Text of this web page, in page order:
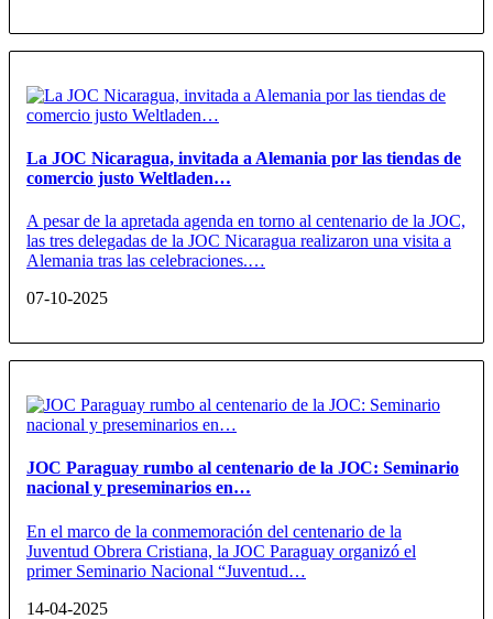
La JOC Nicaragua, invitada a Alemania por las tiendas de
comercio justo Weltladen…
A pesar de la apretada agenda en torno al centenario de la JOC,
las tres delegadas de la JOC Nicaragua realizaron una visita a
Alemania tras las celebraciones.…
07-10-2025
JOC Paraguay rumbo al centenario de la JOC: Seminario
nacional y preseminarios en…
En el marco de la conmemoración del centenario de la
Juventud Obrera Cristiana, la JOC Paraguay organizó el
primer Seminario Nacional “Juventud…
14-04-2025